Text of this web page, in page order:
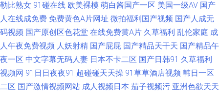
avv 91TV在线观看网站 成人激情综合网 95超碰资源网 欧美日韩中文字幕 免
费黄色品尚在线 91老熟妇 91探花一区在线 91免费社区 91肏碰 国产3页 色
悠悠中文视频 先锋影音女同蕾絲 91极品久久精 www尤物com 狼人肏屄 91
看片兔费 福利社有码 日本久久精品一区 影音先锋热色 操逼网战 狼友91天堂
勒比熟女 91碰在线 欧美裸模 萌白酱国产一区 美国一级AV 国产
人在线成免费 免费黄色A片网址 微拍福利国产视频 国产人成无
码视频 国产原创区色花堂 在线免费黄A片 久草福利 乱伦家庭 成
人午夜免费视频 人妖射精 国产屁屁 国产精品天干天 国产精品午
夜一区 中文字幕无码人妻 日本不卡二区 国产日韩91 久草福利
视频网 91日日夜夜91 超碰碰天天操 91草草酒店视频 韩日一区
二区 国产激情视频网站 成人视频日本 茄子视频污 亚洲色欲天天